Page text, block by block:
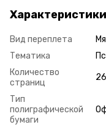
Характеристики
Вид переплета
Тематика
Количество
страниц
Тип
полиграфической
бумаги